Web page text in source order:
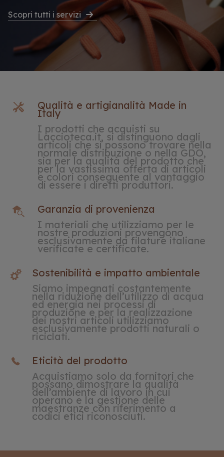
Scopri tutti i servizi
Qualità e artigianalità Made in
Italy
I prodotti che acquisti su
Laccioteca.it, si distinguono dagli
articoli che si possono trovare nella
normale distribuzione o nella GDO,
sia per la qualità del prodotto che
per la vastissima offerta di articoli
e colori conseguente al vantaggio
di essere i diretti produttori.
Garanzia di provenienza
I materiali che utilizziamo per le
nostre produzioni provengono
esclusivamente da filature italiane
verificate e certificate.
Sostenibilità e impatto ambientale
Siamo impegnati costantemente
nella riduzione dell’utilizzo di acqua
ed energia nei processi di
produzione e per la realizzazione
dei nostri articoli utilizziamo
esclusivamente prodotti naturali o
riciclati.
Eticità del prodotto
Acquistiamo solo da fornitori che
possano dimostrare la qualità
dell’ambiente di lavoro in cui
operano e la gestione delle
maestranze con riferimento a
codici etici riconosciuti.